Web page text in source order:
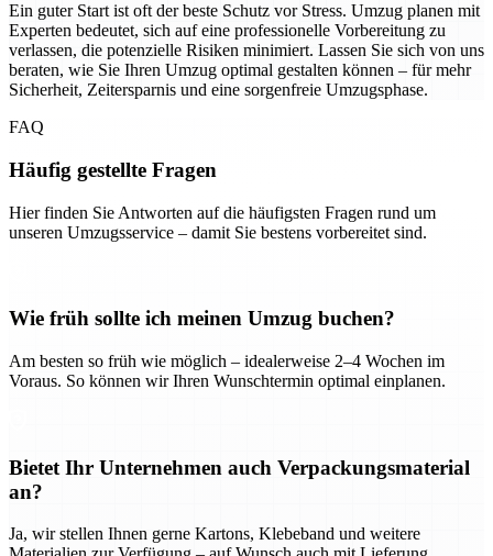
Ein guter Start ist oft der beste Schutz vor Stress. Umzug planen mit
Experten bedeutet, sich auf eine professionelle Vorbereitung zu
verlassen, die potenzielle Risiken minimiert. Lassen Sie sich von uns
beraten, wie Sie Ihren Umzug optimal gestalten können – für mehr
Sicherheit, Zeitersparnis und eine sorgenfreie Umzugsphase.
FAQ
Häufig gestellte Fragen
Hier finden Sie Antworten auf die häufigsten Fragen rund um
unseren Umzugsservice – damit Sie bestens vorbereitet sind.
Wie früh sollte ich meinen Umzug buchen?
Am besten so früh wie möglich – idealerweise 2–4 Wochen im
Voraus. So können wir Ihren Wunschtermin optimal einplanen.
Bietet Ihr Unternehmen auch Verpackungsmaterial
an?
Ja, wir stellen Ihnen gerne Kartons, Klebeband und weitere